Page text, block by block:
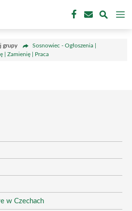
grupy
Sosnowiec - Ogłoszenia |
| Zamienię | Praca
w Czechach